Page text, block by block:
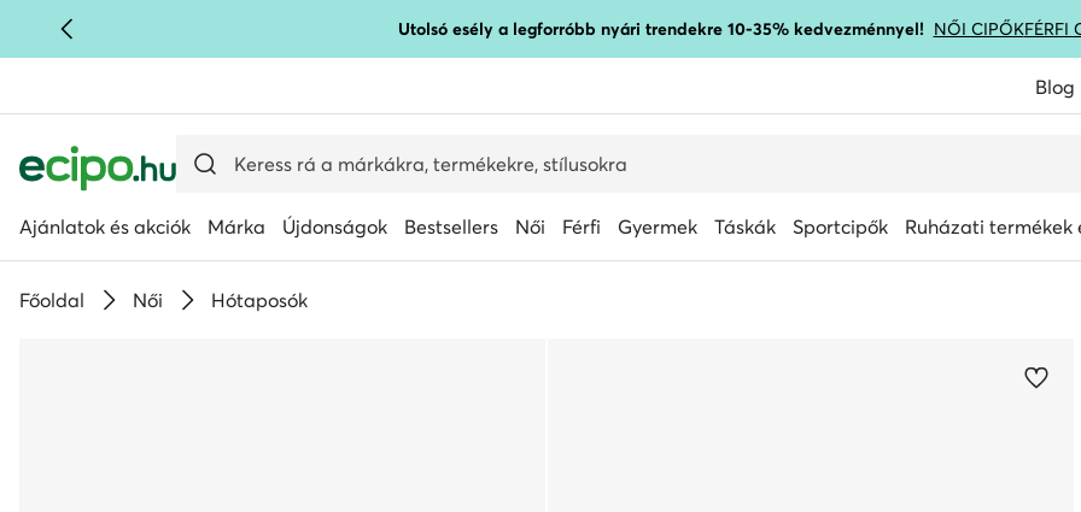
UGRÁS A FŐ TARTALOMRA Utolsó esély a legforróbb nyári trendekre 10-35% kedvezménnyel! NŐI CIPŐKFÉRFI
Blog
Ajánlatok és akciók Márka Újdonságok Bestsellers Női Férfi Gyermek Táskák Sportcipők Ruházati termékek
Főoldal Női Hótaposók